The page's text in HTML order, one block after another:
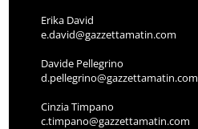
Erika David
e.david@gazzettamatin.com
Davide Pellegrino
d.pellegrino@gazzettamatin.com
Cinzia Timpano
c.timpano@gazzettamatin.com